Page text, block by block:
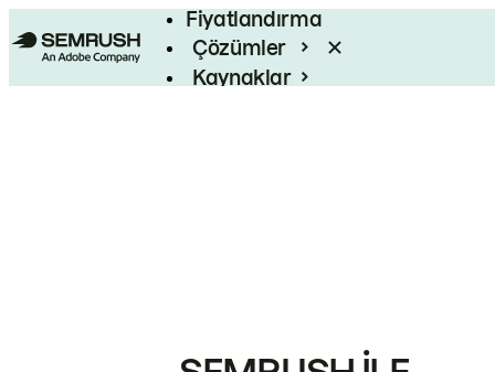
Fiyatlandırma
Çözümler
Kaynaklar